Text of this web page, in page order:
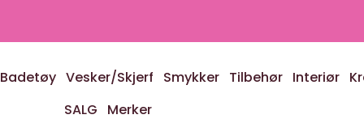
Badetøy Vesker/Skjerf Smykker Tilbehør Interiør
SALG
Merker